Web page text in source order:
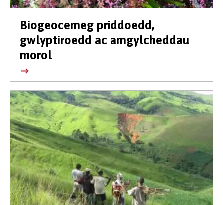
Biogeocemeg priddoedd,
gwlyptiroedd ac amgylcheddau
morol